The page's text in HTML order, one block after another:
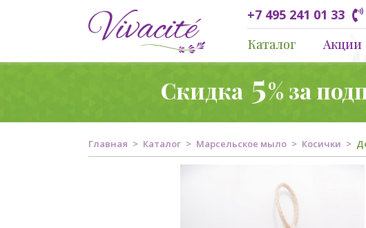
+7 495 241 01 33
Каталог Акции
Скидка 5% за
Главная Каталог Марсельское мыло Косички